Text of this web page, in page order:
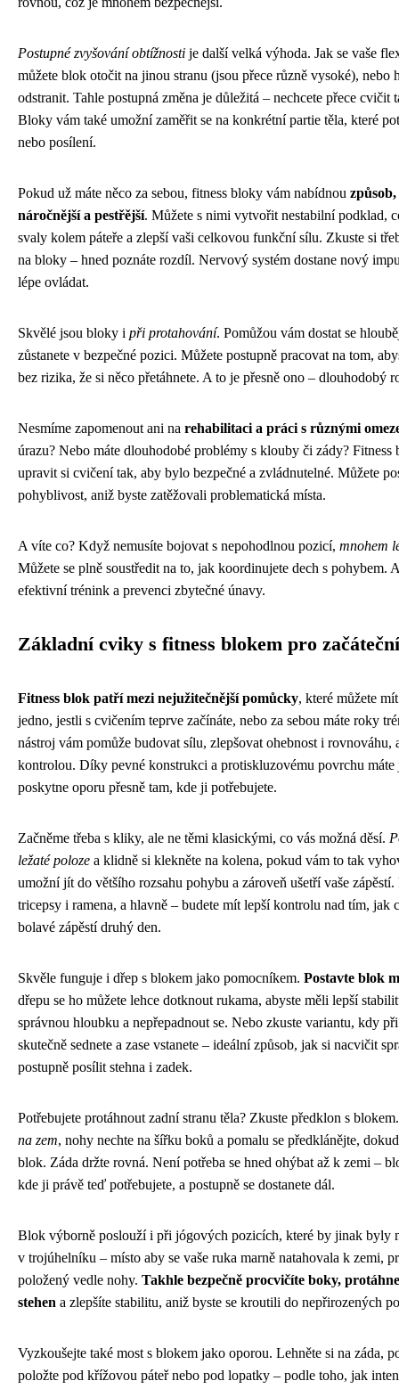
Postupné zvyšování obtížnosti je další velká výhoda. Jak se vaše
můžete blok otočit na jinou stranu (jsou přece různě vysoké), nebo
odstranit. Tahle postupná změna je důležitá – nechcete přece cvičit
Bloky vám také umožní zaměřit se na konkrétní partie těla, které
nebo posílení.
Pokud už máte něco za sebou, fitness bloky vám nabídnou
náročnější a pestřější. Můžete s nimi vytvořit nestabilní podklad,
svaly kolem páteře a zlepší vaši celkovou funkční sílu. Zkuste si
na bloky – hned poznáte rozdíl. Nervový systém dostane nový
lépe ovládat.
Skvělé jsou bloky i při protahování. Pomůžou vám dostat se
zůstanete v bezpečné pozici. Můžete postupně pracovat na tom,
bez rizika, že si něco přetáhnete. A to je přesně ono – dlouhodobý
Nesmíme zapomenout ani na rehabilitaci a práci s různými
úrazu? Nebo máte dlouhodobé problémy s klouby či zády?
upravit si cvičení tak, aby bylo bezpečné a zvládnutelné. Můžete
pohyblivost, aniž byste zatěžovali problematická místa.
A víte co? Když nemusíte bojovat s nepohodlnou pozicí, mnohem
Můžete se plně soustředit na to, jak koordinujete dech s pohybem.
efektivní trénink a prevenci zbytečné únavy.
Základní cviky s fitness blokem pro
Fitness blok patří mezi nejužitečnější pomůcky, které můžete
jedno, jestli s cvičením teprve začínáte, nebo za sebou máte roky
nástroj vám pomůže budovat sílu, zlepšovat ohebnost i rovnováhu,
kontrolou. Díky pevné konstrukci a protiskluzovému povrchu máte
poskytne oporu přesně tam, kde ji potřebujete.
Začněme třeba s kliky, ale ne těmi klasickými, co vás možná děsí.
ležaté poloze a klidně si klekněte na kolena, pokud vám to tak
umožní jít do většího rozsahu pohybu a zároveň ušetří vaše
tricepsy i ramena, a hlavně – budete mít lepší kontrolu nad tím, jak
bolavé zápěstí druhý den.
Skvěle funguje i dřep s blokem jako pomocníkem. Postavte blok
dřepu se ho můžete lehce dotknout rukama, abyste měli lepší
správnou hloubku a nepřepadnout se. Nebo zkuste variantu, kdy
skutečně sednete a zase vstanete – ideální způsob, jak si nacvičit
postupně posílit stehna i zadek.
Potřebujete protáhnout zadní stranu těla? Zkuste předklon s
na zem, nohy nechte na šířku boků a pomalu se předklánějte,
blok. Záda držte rovná. Není potřeba se hned ohýbat až k zemi –
kde ji právě teď potřebujete, a postupně se dostanete dál.
Blok výborně poslouží i při jógových pozicích, které by jinak byly
v trojúhelníku – místo aby se vaše ruka marně natahovala k zemi,
položený vedle nohy. Takhle bezpečně procvičíte boky,
stehen a zlepšíte stabilitu, aniž byste se kroutili do nepřirozených
Vyzkoušejte také most s blokem jako oporou. Lehněte si na záda,
položte pod křížovou páteř nebo pod lopatky – podle toho, jak